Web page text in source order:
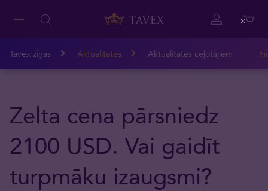
Tavex ziņas Aktualitātes Aktualitātes ceļotājiem
Zelta cena pārsniedz
2100 USD. Vai gaidīt
turpmāku izaugsmi?
Close